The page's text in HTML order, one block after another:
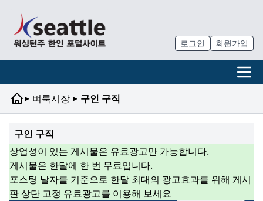
로그인 회원가입
▸ 벼룩시장 ▸ 구인 구직
구인 구직
상업성이 있는 게시물은 유료광고만 가능합니다.
게시물은 한달에 한 번 무료입니다.
포스팅 날자를 기준으로 한달 최대의 광고효과를 위해 게시
판 상단 고정 유료광고를 이용해 보세요